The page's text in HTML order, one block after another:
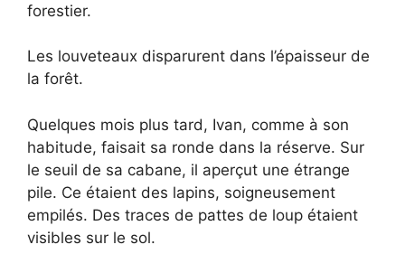
forestier.
Les louveteaux disparurent dans l’épaisseur de
la forêt.
Quelques mois plus tard, Ivan, comme à son
habitude, faisait sa ronde dans la réserve. Sur
le seuil de sa cabane, il aperçut une étrange
pile. Ce étaient des lapins, soigneusement
empilés. Des traces de pattes de loup étaient
visibles sur le sol.